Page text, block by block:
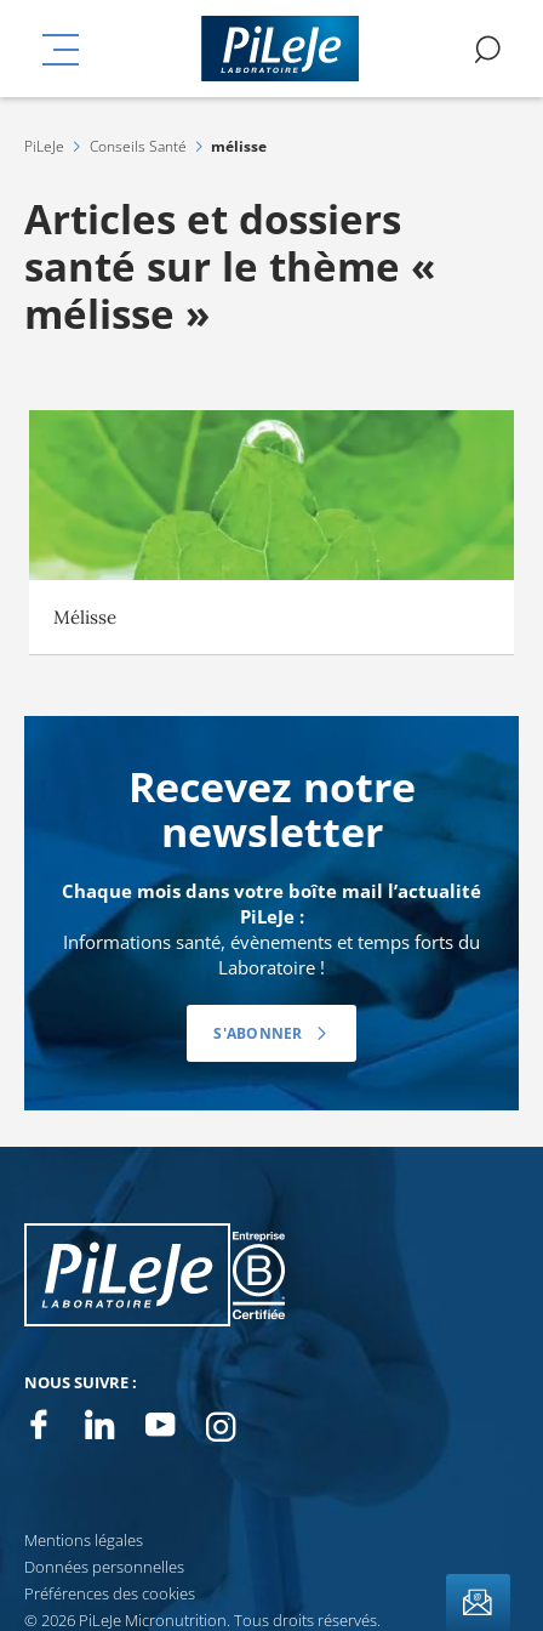
MENU
PiLeJe Conseils Santé mélisse
Articles et dossiers
santé sur le thème «
mélisse »
Mélisse
Recevez notre
newsletter
Chaque mois dans votre boîte mail l’actualité
PiLeJe :
Informations santé, évènements et temps forts du
Laboratoire !
S'ABONNER
PiLeJe : informations complémentaires
NOUS SUIVRE :
Facebook
Linkedin
YoutubeInstagram
Mentions légales
Données personnelles
Préférences des cookies
© 2026 PiLeJe Micronutrition. Tous droits réservés.